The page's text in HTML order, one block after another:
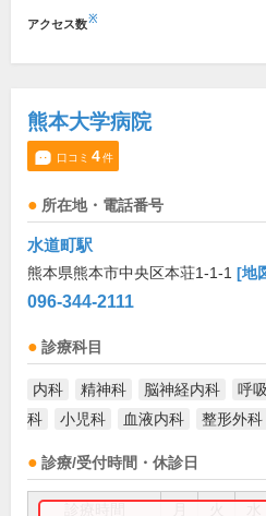
アクセス数※
熊本大学病院
口コミ 4件
所在地・電話番号
水道町駅
熊本県熊本市中央区本荘1-1-1 [地
096-344-2111
診療科目
内科 精神科 脳神経内科 呼
科
小児科 血液内科 整形外科
診療/受付時間・休診日